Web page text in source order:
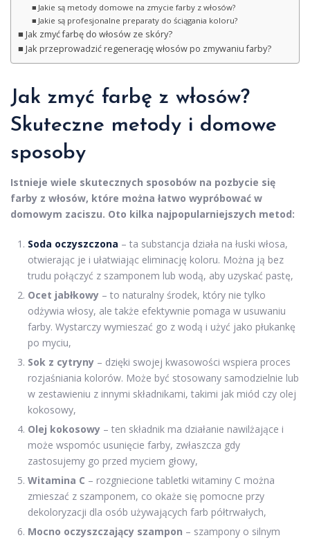
Jakie są metody domowe na zmycie farby z włosów?
Jakie są profesjonalne preparaty do ściągania koloru?
Jak zmyć farbę do włosów ze skóry?
Jak przeprowadzić regenerację włosów po zmywaniu farby?
Jak zmyć farbę z włosów?
Skuteczne metody i domowe
sposoby
Istnieje wiele skutecznych sposobów na pozbycie się
farby z włosów, które można łatwo wypróbować w
domowym zaciszu. Oto kilka najpopularniejszych metod:
Soda oczyszczona – ta substancja działa na łuski włosa,
otwierając je i ułatwiając eliminację koloru. Można ją bez
trudu połączyć z szamponem lub wodą, aby uzyskać pastę,
Ocet jabłkowy – to naturalny środek, który nie tylko
odżywia włosy, ale także efektywnie pomaga w usuwaniu
farby. Wystarczy wymieszać go z wodą i użyć jako płukankę
po myciu,
Sok z cytryny – dzięki swojej kwasowości wspiera proces
rozjaśniania kolorów. Może być stosowany samodzielnie lub
w zestawieniu z innymi składnikami, takimi jak miód czy olej
kokosowy,
Olej kokosowy – ten składnik ma działanie nawilżające i
może wspomóc usunięcie farby, zwłaszcza gdy
zastosujemy go przed myciem głowy,
Witamina C – rozgniecione tabletki witaminy C można
zmieszać z szamponem, co okaże się pomocne przy
dekoloryzacji dla osób używających farb półtrwałych,
Mocno oczyszczający szampon – szampony o silnym